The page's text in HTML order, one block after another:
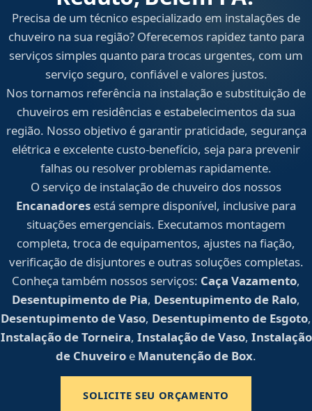
Precisa de um técnico especializado em instalações de
chuveiro na sua região? Oferecemos rapidez tanto para
serviços simples quanto para trocas urgentes, com um
serviço seguro, confiável e valores justos.
Nos tornamos referência na instalação e substituição de
chuveiros em residências e estabelecimentos da sua
região. Nosso objetivo é garantir praticidade, segurança
elétrica e excelente custo-benefício, seja para prevenir
falhas ou resolver problemas rapidamente.
O serviço de instalação de chuveiro dos nossos
Encanadores está sempre disponível, inclusive para
situações emergenciais. Executamos montagem
completa, troca de equipamentos, ajustes na fiação,
verificação de disjuntores e outras soluções completas.
Conheça também nossos serviços: Caça Vazamento,
Desentupimento de Pia, Desentupimento de Ralo,
Desentupimento de Vaso, Desentupimento de Esgoto,
Instalação de Torneira, Instalação de Vaso, Instalação
de Chuveiro e Manutenção de Box.
SOLICITE SEU ORÇAMENTO